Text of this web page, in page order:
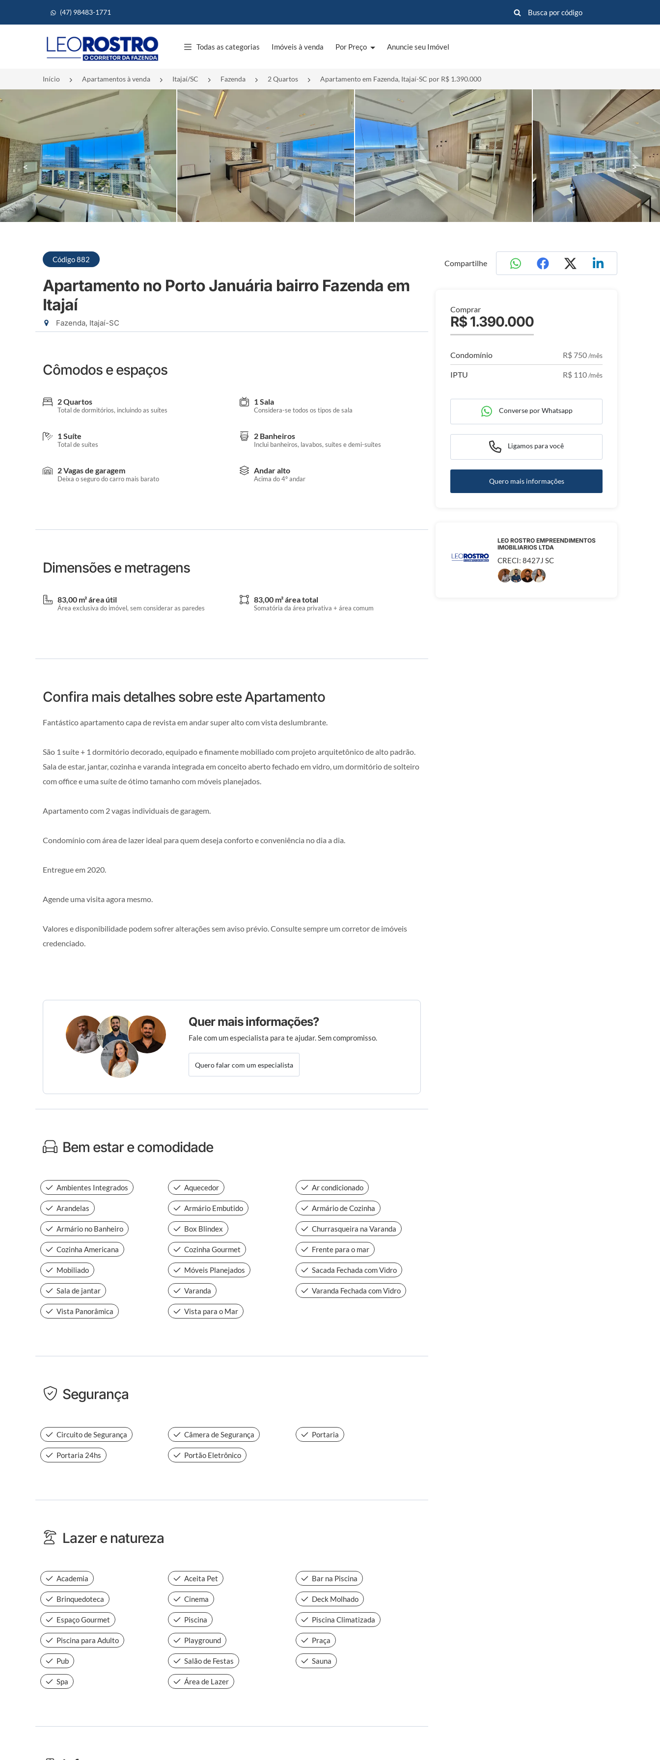
(47) 98483-1771
Página inicial
Todas as categorias Imóveis à venda Por Preço Anuncie seu Imóvel
Início Apartamentos à venda Itajaí/SC Fazenda 2 Quartos Apartamento em Fazenda, Itajaí-SC por R$ 1.390.000
< >
Código 882
Apartamento no Porto Januária bairro Fazenda em
Itajaí
Fazenda, Itajaí-SC
Cômodos e espaços
2 Quartos
Total de dormitórios, incluindo as suítes
1 Sala
Considera-se todos os tipos de sala
1 Suíte
Total de suítes
2 Banheiros
Inclui banheiros, lavabos, suítes e demi-suítes
2 Vagas de garagem
Deixa o seguro do carro mais barato
Andar alto
Acima do 4º andar
Dimensões e metragens
83,00 m² área útil
Área exclusiva do imóvel, sem considerar as paredes
83,00 m² área total
Somatória da área privativa + área comum
Confira mais detalhes sobre este Apartamento
Fantástico apartamento capa de revista em andar super alto com vista deslumbrante.
São 1 suíte + 1 dormitório decorado, equipado e finamente mobiliado com projeto arquitetônico de alto padrão.
Sala de estar, jantar, cozinha e varanda integrada em conceito aberto fechado em vidro, um dormitório de solteiro
com office e uma suíte de ótimo tamanho com móveis planejados.
Apartamento com 2 vagas individuais de garagem.
Condomínio com área de lazer ideal para quem deseja conforto e conveniência no dia a dia.
Entregue em 2020.
Agende uma visita agora mesmo.
Valores e disponibilidade podem sofrer alterações sem aviso prévio. Consulte sempre um corretor de imóveis
credenciado.
Quer mais informações?
Fale com um especialista para te ajudar. Sem compromisso.
Quero falar com um especialista
Bem estar e comodidade
Ambientes Integrados Aquecedor Ar condicionado
Arandelas Armário Embutido Armário de Cozinha
Armário no Banheiro Box Blindex Churrasqueira na Varanda
Cozinha Americana Cozinha Gourmet Frente para o mar
Mobiliado Móveis Planejados Sacada Fechada com Vidro
Sala de jantar Varanda Varanda Fechada com Vidro
Vista Panorâmica Vista para o Mar
Segurança
Circuito de Segurança Câmera de Segurança Portaria
Portaria 24hs Portão Eletrônico
Lazer e natureza
Academia Aceita Pet Bar na Piscina
Brinquedoteca Cinema Deck Molhado
Espaço Gourmet Piscina Piscina Climatizada
Piscina para Adulto Playground Praça
Pub Salão de Festas Sauna
Spa Área de Lazer
Compartilhe
Comprar
R$ 1.390.000
Condomínio R$ 750/mês
IPTU R$ 110/mês
Converse por Whatsapp
Ligamos para você
Quero mais informações
LEO ROSTRO EMPREENDIMENTOS
IMOBILIARIOS LTDA
CRECI: 8427J SC